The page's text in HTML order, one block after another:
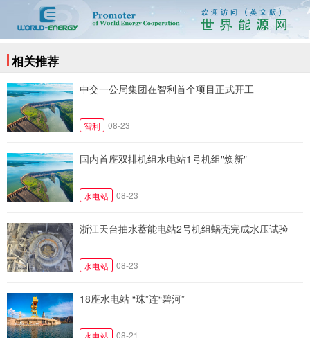
相关推荐
中交一公局集团在智利首个项目正式开工
智利 08-23
国内首座双排机组水电站1号机组"焕新"
水电站 08-23
浙江天台抽水蓄能电站2号机组蜗壳完成水压试验
水电站 08-23
18座水电站 “珠”连“碧河”
水电站 08-21